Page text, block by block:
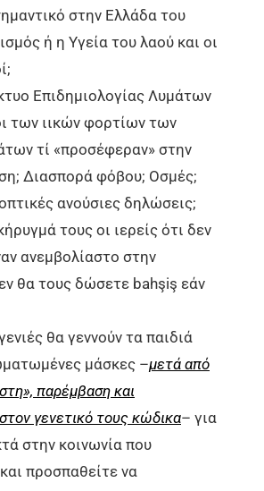
στην Ελλάδα του
ή η Υγεία του λαού και οι
Επιδημιολογίας Λυμάτων
των ιικών φορτίων των
τί «προσέφεραν» στην
Διασπορά φόβου; Οσμές;
ανούσιες δηλώσεις;
τους οι ιερείς ότι δεν
ανεμβολίαστο στην
θα τους δώσετε bahşiş εάν
θα γεννούν τα παιδιά
μάσκες –μετά από
παρέμβαση και
γενετικό τους κώδικα– για
στην κοινωνία που
προσπαθείτε να